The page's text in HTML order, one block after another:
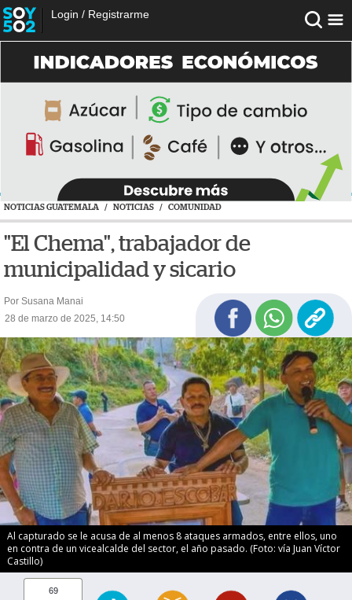
Login / Registrarme
NOTICIAS GUATEMALA / NOTICIAS / COMUNIDAD
"El Chema", trabajador de
municipalidad y sicario
Por Susana Manai
28 de marzo de 2025, 14:50
Al capturado se le acusa de al menos 8 ataques armados, entre ellos, uno
en contra de un vicealcalde del sector, el año pasado. (Foto: vía Juan Víctor
Castillo)
69